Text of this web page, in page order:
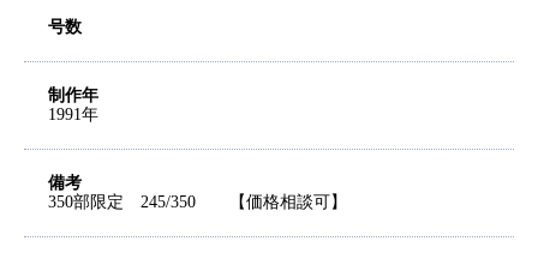
号数
制作年
1991年
備考
350部限定 245/350 【価格相談可】